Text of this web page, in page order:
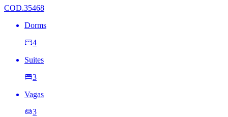
COD.35468
Dorms
4
Suites
3
Vagas
3